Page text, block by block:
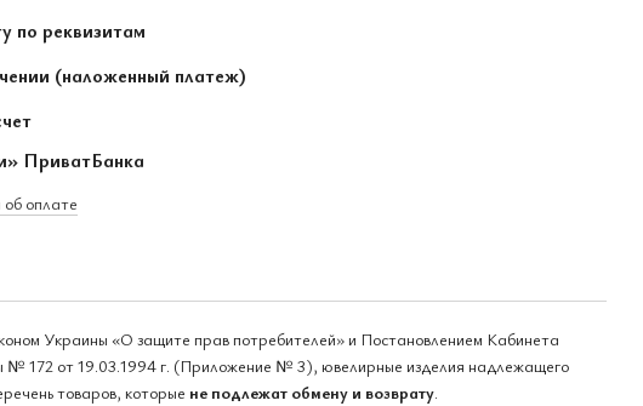
по реквизитам
(наложенный платеж)
ПриватБанка
оплате
Украины «О защите прав потребителей» и Постановлением Кабинета
№ 172 от 19.03.1994 г. (Приложение № 3), ювелирные изделия надлежащего
товаров, которые не подлежат обмену и возврату.